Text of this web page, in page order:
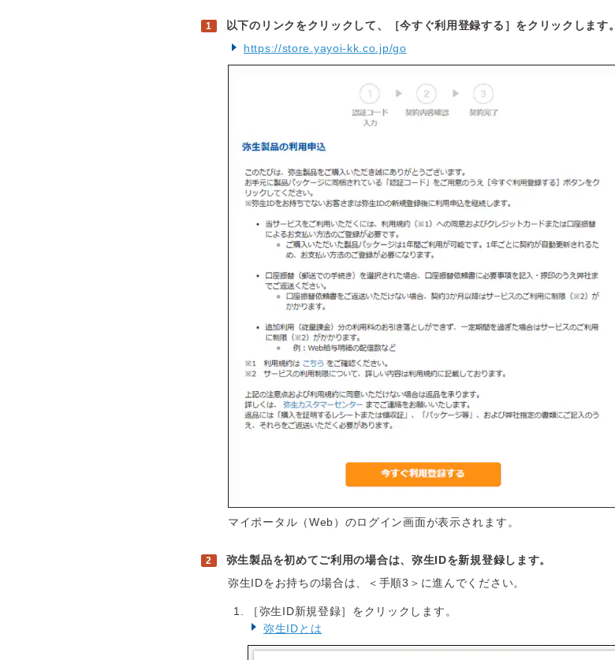
以下のリンクをクリックして、［今すぐ利用登録する］をクリックします。
https://store.yayoi-kk.co.jp/go
マイポータル（Web）のログイン画面が表示されます。
弥生製品を初めてご利用の場合は、弥生IDを新規登録します。
弥生IDをお持ちの場合は、＜手順3＞に進んでください。
［弥生ID新規登録］をクリックします。
弥生IDとは